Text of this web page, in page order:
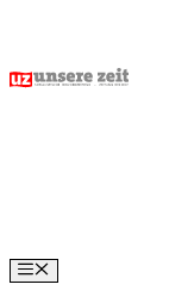
content
Menu